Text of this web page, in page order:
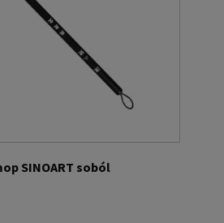
SINOART soból